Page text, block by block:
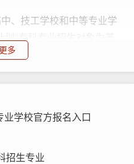
、技工学校和中等专业学
”专科专业招生对象为普
中等专业学校毕业的农村
在职在岗卫生技术人员。
职卫生、医药行业技术人
多
学校官方报名入口
招生专业